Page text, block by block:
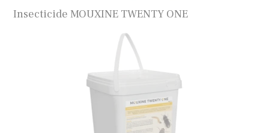
Insecticide MOUXINE TWENTY ONE